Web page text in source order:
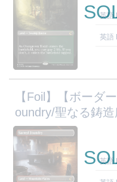
英語
英語
【Foil】【ボーダ
oundry/聖なる鋳造
英語